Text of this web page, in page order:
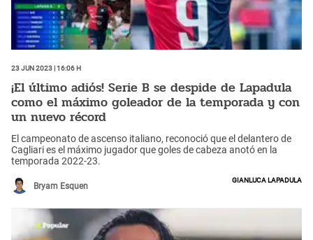
23 Jun 2023 | 16:06 h
¡El último adiós! Serie B se despide de Lapadula
como el máximo goleador de la temporada y con
un nuevo récord
El campeonato de ascenso italiano, reconoció que el delantero de
Cagliari es el máximo jugador que goles de cabeza anotó en la
temporada 2022-23.
Bryam Esquen
Gianluca Lapadula